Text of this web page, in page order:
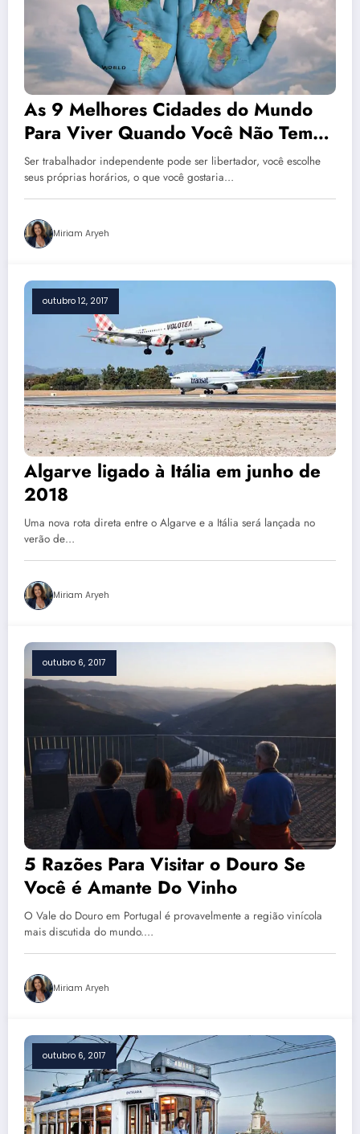
As 9 Melhores Cidades do Mundo
Para Viver Quando Você Não Tem
Trabalho Garantido
Ser trabalhador independente pode ser libertador, você escolhe
seus próprias horários, o que você gostaria…
Miriam Aryeh
outubro 12, 2017
Algarve ligado à Itália em junho de
2018
Uma nova rota direta entre o Algarve e a Itália será lançada no
verão de…
Miriam Aryeh
outubro 6, 2017
5 Razões Para Visitar o Douro Se
Você é Amante Do Vinho
O Vale do Douro em Portugal é provavelmente a região vinícola
mais discutida do mundo.…
Miriam Aryeh
outubro 6, 2017